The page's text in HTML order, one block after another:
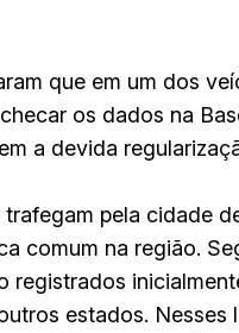
que em um dos
os dados na
a devida
pela cidade
comum na região.
registrados
estados.